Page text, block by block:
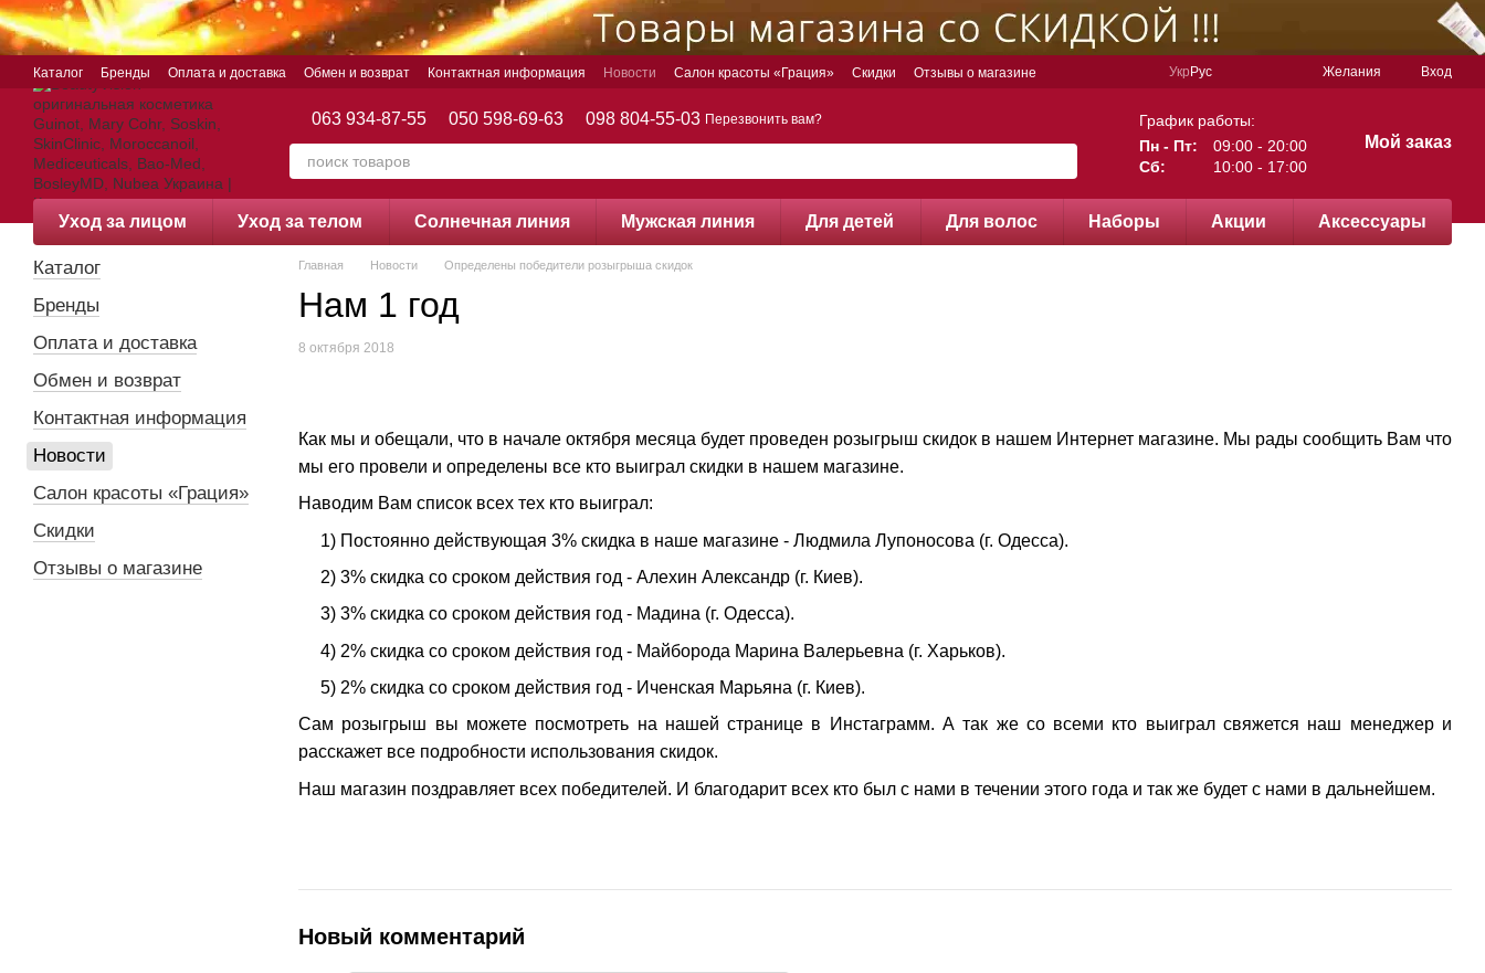
Перейти к основному контенту
Каталог Бренды Оплата и доставка Обмен и возврат Контактная информация Новости Салон красоты «Грация» Скидки Отзывы о магазине Укр Рус Желания Вход
063 934-87-55 050 598-69-63 098 804-55-03 Перезвонить вам?
График работы:
Пн - Пт:
09:00 - 20:00
Сб:
10:00 - 17:00
Мой заказ
Уход за лицом Уход за телом Cолнечная линия Мужская линия Для детей Для волос Наборы Акции Аксессуары
Главная Новости Определены победители розыгрыша скидок
Нам 1 год
8 октября 2018
Как мы и обещали, что в начале октября месяца будет проведен розыгрыш скидок в нашем Интернет магазине. Мы рады сообщить Вам что
мы его провели и определены все кто выиграл скидки в нашем магазине.
Наводим Вам список всех тех кто выиграл:
1) Постоянно действующая 3% скидка в наше магазине - Людмила Лупоносова (г. Одесса).
2) 3% скидка со сроком действия год - Алехин Александр (г. Киев).
3) 3% скидка со сроком действия год - Мадина (г. Одесса).
4) 2% скидка со сроком действия год - Майборода Марина Валерьевна (г. Харьков).
5) 2% скидка со сроком действия год - Иченская Марьяна (г. Киев).
Сам розыгрыш вы можете посмотреть на нашей странице в Инстаграмм. А так же со всеми кто выиграл свяжется наш менеджер и
расскажет все подробности использования скидок.
Наш магазин поздравляет всех победителей. И благодарит всех кто был с нами в течении этого года и так же будет с нами в дальнейшем.
Новый комментарий
Каталог
Бренды
Оплата и доставка
Обмен и возврат
Контактная информация
Новости
Салон красоты «Грация»
Скидки
Отзывы о магазине